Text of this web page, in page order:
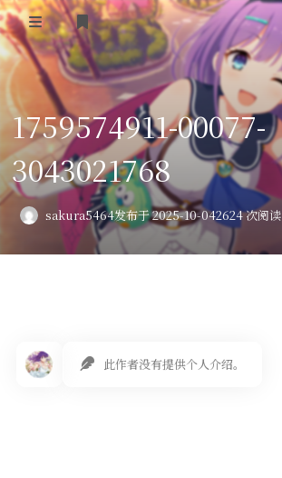
首页
VPS评测
AI绘画
教程
图库
登录
1759574911-00077-
3043021768
sakura5464发布于 2025-10-042624 次阅读
此作者没有提供个人介绍。